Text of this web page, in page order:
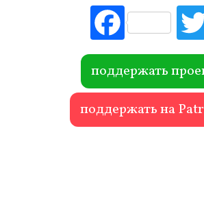
Fac
ebo
ok
поддержать
поддержать на